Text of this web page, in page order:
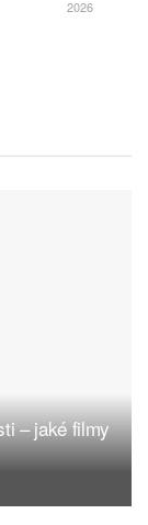
2026
– jaké filmy